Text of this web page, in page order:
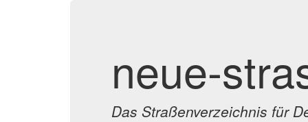
neue-
Das Straßenverzeichnis für